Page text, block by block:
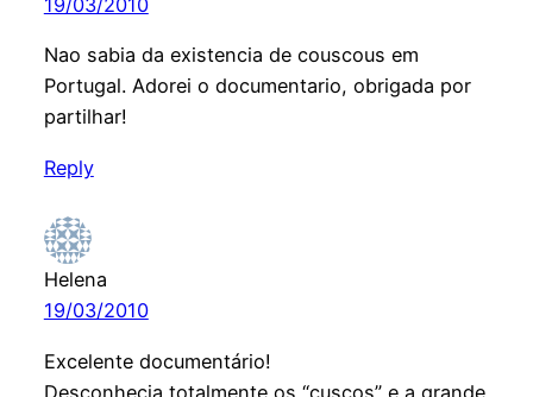
19/03/2010
Nao sabia da existencia de couscous em
Portugal. Adorei o documentario, obrigada por
partilhar!
Reply
Helena
19/03/2010
Excelente documentário!
Desconhecia totalmente os “cuscos” e a grande